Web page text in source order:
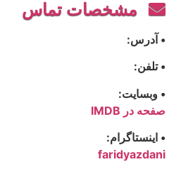
مشخصات تماس
• آدرس:
• تلفن:
• وبسایت:
صفحه در IMDB
• اینستاگرام:
faridyazdani